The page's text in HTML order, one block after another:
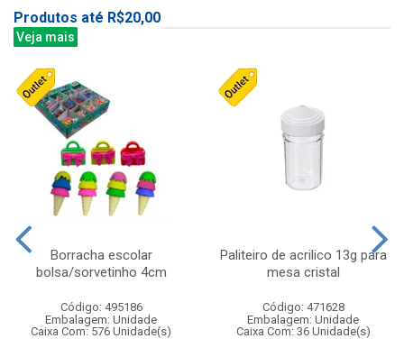
Produtos até R$20,00
Veja mais
Borracha escolar
bolsa/sorvetinho 4cm
Código: 495186
Embalagem: Unidade
Caixa Com: 576 Unidade(s)
Paliteiro de acrilico 13g para
mesa cristal
Código: 471628
Embalagem: Unidade
Caixa Com: 36 Unidade(s)